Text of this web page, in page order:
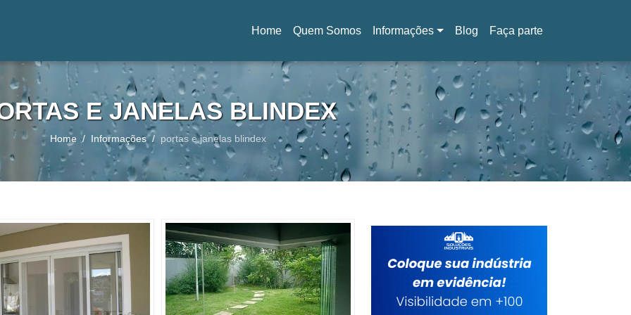
Home
(current)
Quem Somos Informações Blog Faça parte
E JANELAS BLINDEX
Home Informações portas e janelas blindex